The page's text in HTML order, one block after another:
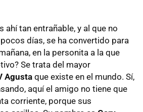
ahí tan entrañable, y al que no
días, se ha convertido para
en la personita a la que
Se trata del mayor
Agusta que existe en el mundo. Sí,
aquí el amigo no tiene que
corriente, porque sus